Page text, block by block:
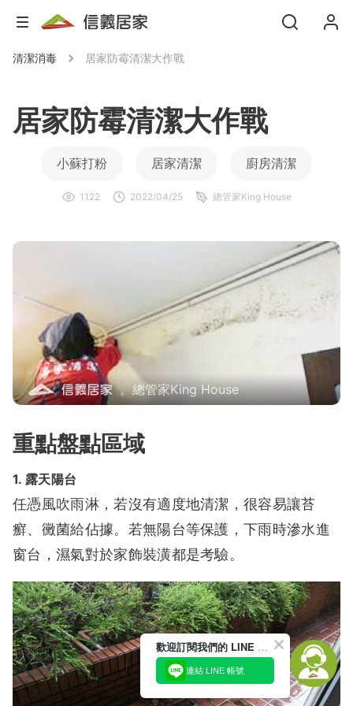
清潔消毒 居家防霉清潔大作戰
居家防霉清潔大作戰
小蘇打粉 居家清潔 廚房清潔
1122 2022/04/25 總管家King House
。總管家King House
重點盤點區域
1. 露天陽台
任憑風吹雨淋，若沒有適度地清潔，很容易讓苔
癬、黴菌給佔據。 若無陽台等保護，下雨時滲水進
窗台，濕氣對於家飾裝潢都是考驗。
歡迎訂閱我們的 LINE 官方帳號
連結 LINE 帳號